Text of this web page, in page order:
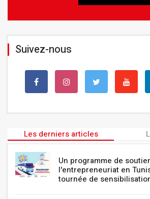
Suivez-nous
Les derniers articles
Un programme de
l'entrepreneuriat en
tournée de